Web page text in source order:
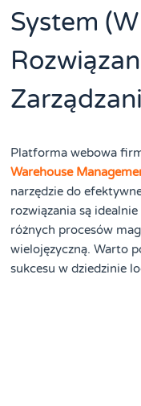
System
Platforma webowa
Warehouse
narzędzie do
rozwiązania są
różnych procesów
wielojęzyczną. Warto
sukcesu w dziedzinie